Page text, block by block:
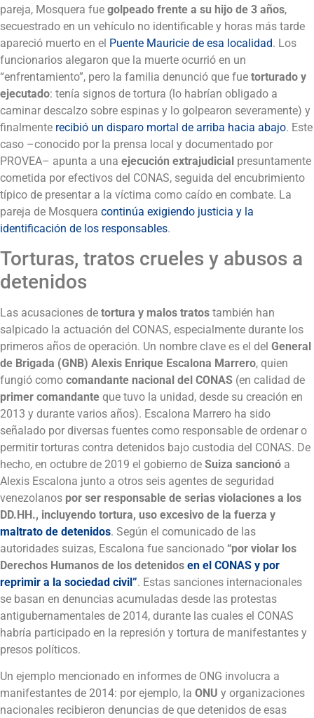
pareja, Mosquera fue golpeado frente a su hijo de 3 años,
secuestrado en un vehículo no identificable y horas más tarde
apareció muerto en el Puente Mauricie de esa localidad. Los
funcionarios alegaron que la muerte ocurrió en un
“enfrentamiento”, pero la familia denunció que fue torturado y
ejecutado: tenía signos de tortura (lo habrían obligado a
caminar descalzo sobre espinas y lo golpearon severamente) y
finalmente recibió un disparo mortal de arriba hacia abajo. Este
caso –conocido por la prensa local y documentado por
PROVEA– apunta a una ejecución extrajudicial presuntamente
cometida por efectivos del CONAS, seguida del encubrimiento
típico de presentar a la víctima como caído en combate. La
pareja de Mosquera continúa exigiendo justicia y la
identificación de los responsables.
Torturas, tratos crueles y abusos a
detenidos
Las acusaciones de tortura y malos tratos también han
salpicado la actuación del CONAS, especialmente durante los
primeros años de operación. Un nombre clave es el del General
de Brigada (GNB) Alexis Enrique Escalona Marrero, quien
fungió como comandante nacional del CONAS (en calidad de
primer comandante que tuvo la unidad, desde su creación en
2013 y durante varios años). Escalona Marrero ha sido
señalado por diversas fuentes como responsable de ordenar o
permitir torturas contra detenidos bajo custodia del CONAS. De
hecho, en octubre de 2019 el gobierno de Suiza sancionó a
Alexis Escalona junto a otros seis agentes de seguridad
venezolanos por ser responsable de serias violaciones a los
DD.HH., incluyendo tortura, uso excesivo de la fuerza y
maltrato de detenidos. Según el comunicado de las
autoridades suizas, Escalona fue sancionado “por violar los
Derechos Humanos de los detenidos en el CONAS y por
reprimir a la sociedad civil”. Estas sanciones internacionales
se basan en denuncias acumuladas desde las protestas
antigubernamentales de 2014, durante las cuales el CONAS
habría participado en la represión y tortura de manifestantes y
presos políticos.
Un ejemplo mencionado en informes de ONG involucra a
manifestantes de 2014: por ejemplo, la ONU y organizaciones
nacionales recibieron denuncias de que detenidos de esas